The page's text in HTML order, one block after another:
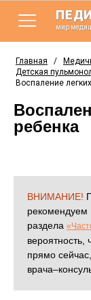
мир
Главная /
Детская
Воспаление
ребенка
ВНИМАНИЕ!
рекомендуем
раздела
вероятность,
прямо